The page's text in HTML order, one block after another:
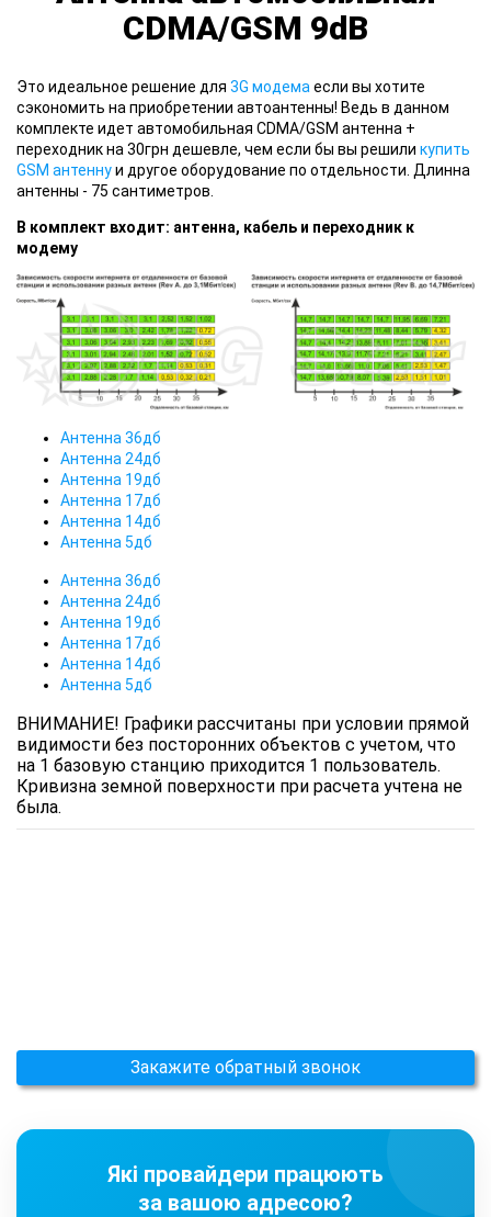
CDMA/GSM 9dB
Это идеальное решение для 3G модемаесли вы хотите
сэкономить на приобретении автоантенны! Ведь в данном
комплекте идет автомобильная CDMA/GSM антенна +
переходник на 30грн дешевле, чем если бы вы решили купить
GSM антеннуи другое оборудование по отдельности. Длинна
антенны - 75 сантиметров.
В комплект входит: антенна, кабель и переходник к
модему
Антенна 36дб
Антенна 24дб
Антенна 19дб
Антенна 17дб
Антенна 14дб
Антенна 5дб
Антенна 36дб
Антенна 24дб
Антенна 19дб
Антенна 17дб
Антенна 14дб
Антенна 5дб
ВНИМАНИЕ! Графики рассчитаны при условии прямой
видимости без посторонних объектов с учетом, что
на 1 базовую станцию приходится 1 пользователь.
Кривизна земной поверхности при расчета учтена не
была.
Закажите обратный звонок
Які провайдери працюють
за вашою адресою?